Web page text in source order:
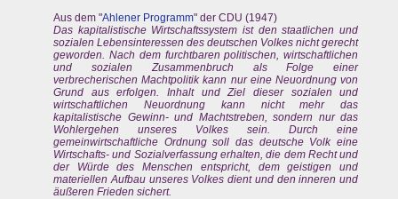
Aus dem "Ahlener Programm" der CDU (1947)
Das kapitalistische Wirtschaftssystem ist den staatlichen und
sozialen Lebensinteressen des deutschen Volkes nicht gerecht
geworden. Nach dem furchtbaren politischen, wirtschaftlichen
und sozialen Zusammenbruch als Folge einer
verbrecherischen Machtpolitik kann nur eine Neuordnung von
Grund aus erfolgen. Inhalt und Ziel dieser sozialen und
wirtschaftlichen Neuordnung kann nicht mehr das
kapitalistische Gewinn- und Machtstreben, sondern nur das
Wohlergehen unseres Volkes sein. Durch eine
gemeinwirtschaftliche Ordnung soll das deutsche Volk eine
Wirtschafts- und Sozialverfassung erhalten, die dem Recht und
der Würde des Menschen entspricht, dem geistigen und
materiellen Aufbau unseres Volkes dient und den inneren und
äußeren Frieden sichert.